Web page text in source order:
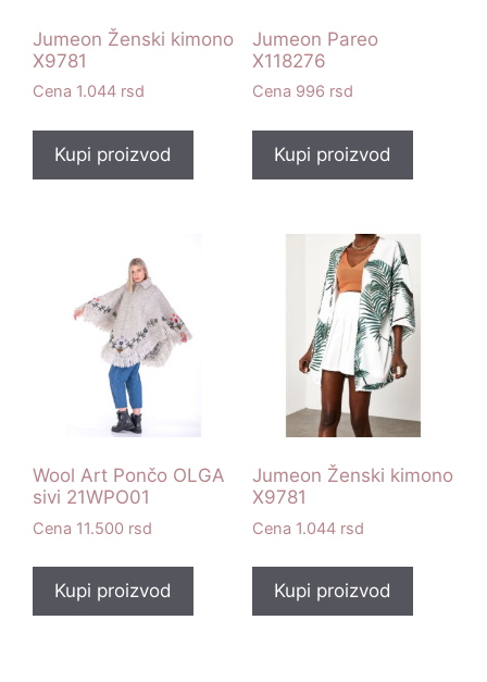
Jumeon Ženski kimono
X9781
1.044 rsd
Kupi proizvod
Jumeon Pareo
X118276
996 rsd
Kupi proizvod
Wool Art Pončo OLGA
sivi 21WPO01
11.500 rsd
Kupi proizvod
Jumeon Ženski kimono
X9781
1.044 rsd
Kupi proizvod